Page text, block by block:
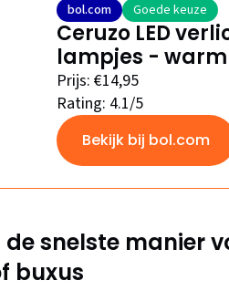
bol.com Goede keuze
Ceruzo LED
lampjes -
Prijs: €14,95
Rating: 4.1/5
Bekijk bij bol.com
snelste manier
buxus